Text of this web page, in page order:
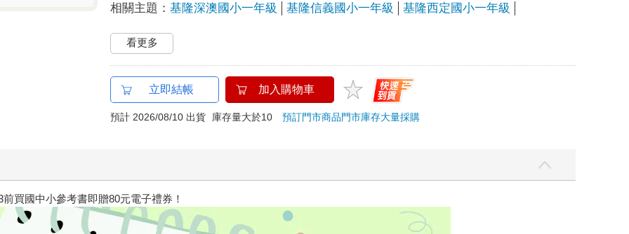
相關主題：基隆深澳國小一年級 基隆信義國小一年級 基隆西定國小一年級
看更多
立即結帳 加入購物車
預計 2026/08/10 出貨 庫存量大於10預訂門市商品門市庫存大量採購
買國中小參考書即贈80元電子禮券！